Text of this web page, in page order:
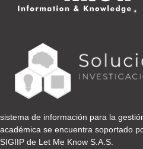
sistema de información para la
académica se encuentra soportado
SIGIIP de Let Me Know S.A.S.